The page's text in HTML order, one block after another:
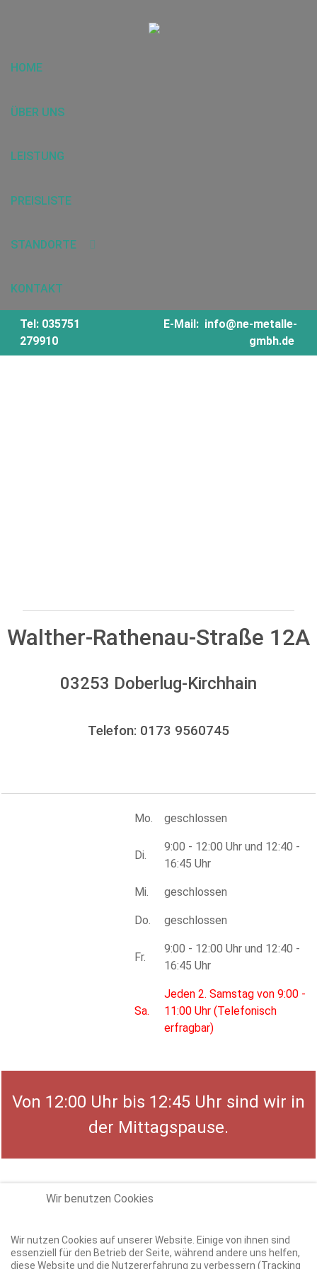
HOME
ÜBER UNS
LEISTUNG
PREISLISTE
STANDORTE
KONTAKT
Tel: 035751
279910
E-Mail: info@ne-metalle-
gmbh.de
Walther-Rathenau-Straße 12A
03253 Doberlug-Kirchhain
Telefon: 0173 9560745
Mo. geschlossen
Di.
9:00 - 12:00 Uhr und 12:40 -
16:45 Uhr
Mi. geschlossen
Do. geschlossen
Fr.
9:00 - 12:00 Uhr und 12:40 -
16:45 Uhr
Sa.
Jeden 2. Samstag von 9:00 -
11:00 Uhr (Telefonisch
erfragbar)
Von 12:00 Uhr bis 12:45 Uhr sind wir in
der Mittagspause.
Wir benutzen Cookies
Wir nutzen Cookies auf unserer Website. Einige von ihnen sind
essenziell für den Betrieb der Seite, während andere uns helfen,
diese Website und die Nutzererfahrung zu verbessern (Tracking